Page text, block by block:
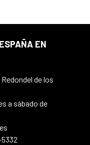
EN
de los
a sábado de